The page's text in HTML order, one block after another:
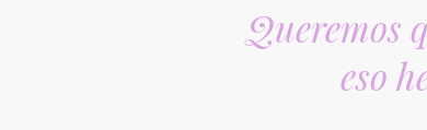
Queremos
eso